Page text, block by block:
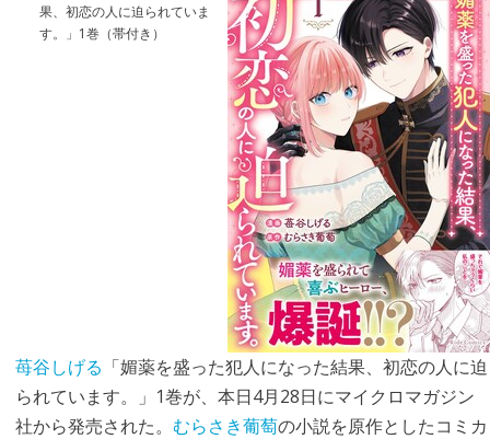
果、初恋の人に迫られていま
す。」1巻（帯付き）
苺谷しげる 「媚薬を盛った犯人になった結果、初恋の人に迫
られています。」1巻が、本日4月28日にマイクロマガジン
社から発売された。 むらさき葡萄の小説を原作としたコミカ